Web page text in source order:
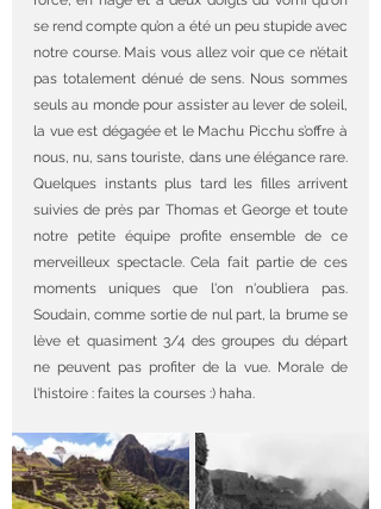
se rend compte qu’on a été un peu stupide avec
notre course. Mais vous allez voir que ce n’était
pas totalement dénué de sens. Nous sommes
seuls au monde pour assister au lever de soleil,
la vue est dégagée et le Machu Picchu s’offre à
nous, nu, sans touriste, dans une élégance rare.
Quelques instants plus tard les filles arrivent
suivies de près par Thomas et George et toute
notre petite équipe profite ensemble de ce
merveilleux spectacle. Cela fait partie de ces
moments uniques que l'on n'oubliera pas.
Soudain, comme sortie de nul part, la brume se
lève et quasiment 3/4 des groupes du départ
ne peuvent pas profiter de la vue. Morale de
l'histoire : faites la courses :) haha.